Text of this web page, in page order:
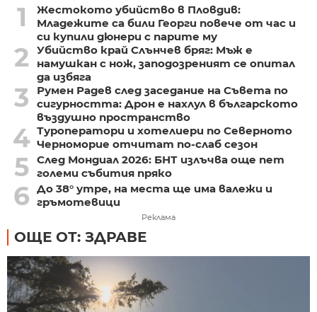
1
Жестокото убийство в Пловдив:
Младежите са били Георги повече от час и
си купили дюнери с парите му
2
Убийство край Слънчев бряг: Мъж е
намушкан с нож, заподозреният се опитал
да избяга
3
Румен Радев след заседание на Съвета по
сигурността: Дрон е нахлул в българското
въздушно пространство
4 Туроператори и хотелиери по Северното
Черноморие отчитат по-слаб сезон
5 След Мондиал 2026: БНТ излъчва още пет
големи събития пряко
6 До 38° утре, на места ще има валежи и
гръмотевици
Реклама
ОЩЕ ОТ: ЗДРАВЕ